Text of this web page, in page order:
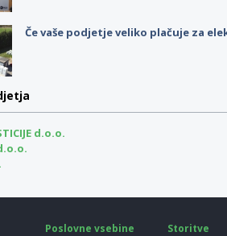
Če vaše podjetje veliko plačuje za
d.o.o.
Poslovne vsebine
Storitve